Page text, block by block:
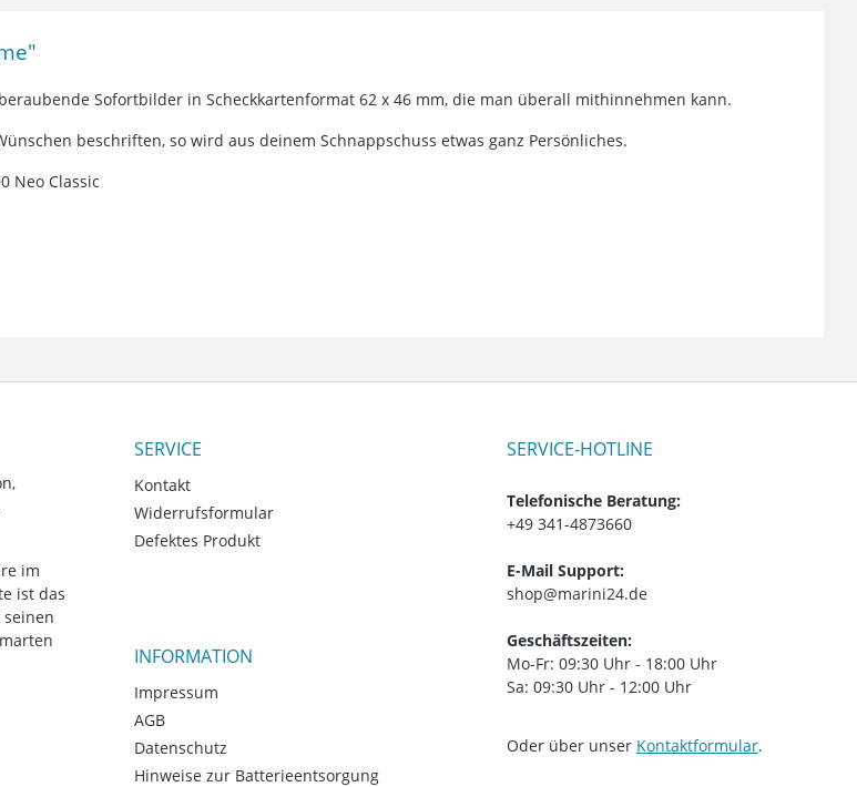
Sofortbilder in Scheckkartenformat 62 x 46 mm, die man überall mithinnehmen kann.
beschriften, so wird aus deinem Schnappschuss etwas ganz Persönliches.
Neo Classic
im
ist das
SERVICE
Kontakt
Widerrufsformular
Defektes Produkt
INFORMATION
Impressum
AGB
Datenschutz
Hinweise zur Batterieentsorgung
SERVICE-HOTLINE
Telefonische Beratung:
+49 341-4873660
E-Mail Support:
shop@marini24.de
Geschäftszeiten:
Mo-Fr: 09:30 Uhr - 18:00 Uhr
Sa: 09:30 Uhr - 12:00 Uhr
Oder über unser Kontaktformular.